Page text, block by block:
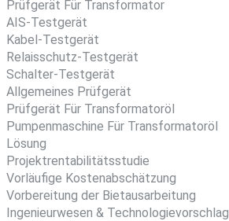
Prüfgerät Für Transformator
AIS-Testgerät
Kabel-Testgerät
Relaisschutz-Testgerät
Schalter-Testgerät
Allgemeines Prüfgerät
Prüfgerät Für Transformatoröl
Pumpenmaschine Für Transformatoröl
Lösung
Projektrentabilitätsstudie
Vorläufige Kostenabschätzung
Vorbereitung der Bietausarbeitung
Ingenieurwesen & Technologievorschlag